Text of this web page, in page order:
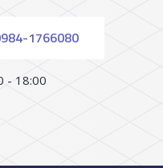
1766080
- 18:00